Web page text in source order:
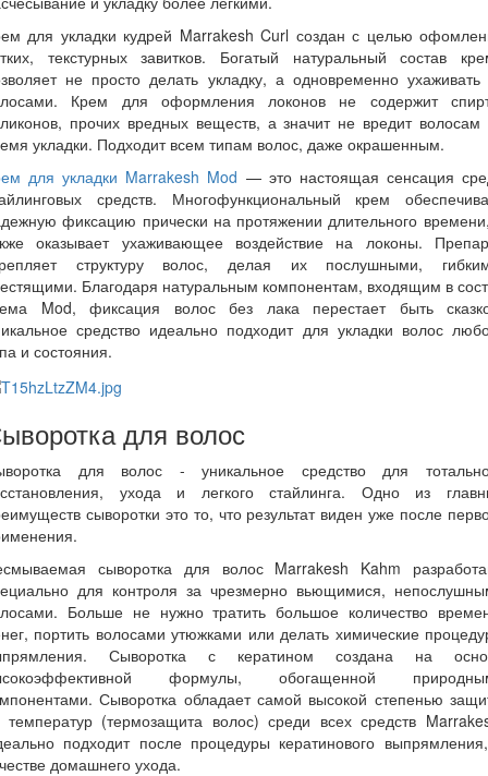
для укладки кудрей Marrakesh Curl создан с целью
текстурных завитков. Богатый натуральный состав
не просто делать укладку, а одновременно ухаживать
Крем для оформления локонов не содержит
прочих вредных веществ, а значит не вредит волосам
укладки. Подходит всем типам волос, даже окрашенным.
для укладки Marrakesh Mod — это настоящая сенсация
средств. Многофункциональный крем
фиксацию прически на протяжении длительного
оказывает ухаживающее воздействие на локоны.
структуру волос, делая их послушными,
Благодаря натуральным компонентам, входящим в
Mod, фиксация волос без лака перестает быть
средство идеально подходит для укладки волос
и состояния.
для волос
для волос - уникальное средство для
ухода и легкого стайлинга. Одно из
сыворотки это то, что результат виден уже после
сыворотка для волос Marrakesh Kahm
для контроля за чрезмерно вьющимися,
Больше не нужно тратить большое количество
портить волосами утюжками или делать химические
Сыворотка с кератином создана на
формулы, обогащенной
Сыворотка обладает самой высокой степенью
температур (термозащита волос) среди всех средств
подходит после процедуры кератинового
домашнего ухода.